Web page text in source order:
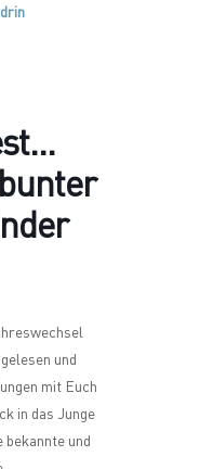
und
mit Euch
in das Junge
und